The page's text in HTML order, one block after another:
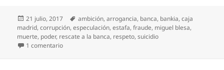
Publicado
el
21 julio, 2017 Etiquetas
ambición,arrogancia, banca, bankia,caja
madrid,corrupción,especulación,estafa,fraude, miguel blesa,
muerte, poder, rescate a la banca, respeto,suicidio
1 comentarioen Muerte de un banquero (2)